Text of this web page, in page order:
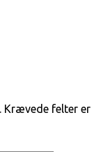
Krævede felter er